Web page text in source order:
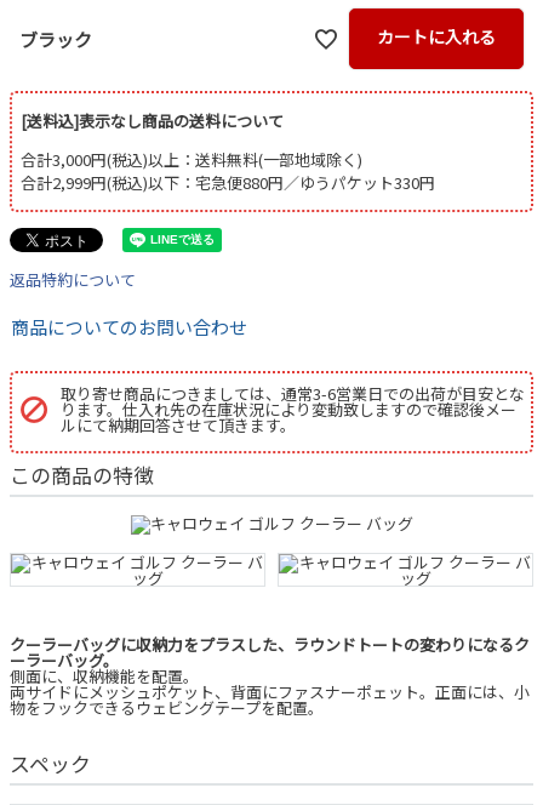
ブラック カートに入れる
[送料込]表示なし商品の送料について
合計3,000円(税込)以上：送料無料(一部地域除く)
合計2,999円(税込)以下：宅急便880円／ゆうパケット330円
返品特約について
商品についてのお問い合わせ
取り寄せ商品につきましては、通常3-6営業日での出荷が目安とな
ります。仕入れ先の在庫状況により変動致しますので確認後メー
ルにて納期回答させて頂きます。
この商品の特徴
クーラーバッグに収納力をプラスした、ラウンドトートの変わりになるク
ーラーバッグ。
側面に、収納機能を配置。
両サイドにメッシュポケット、背面にファスナーポェット。正面には、小
物をフックできるウェビングテープを配置。
スペック